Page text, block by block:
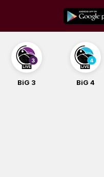
content
BiG 3 BiG 4